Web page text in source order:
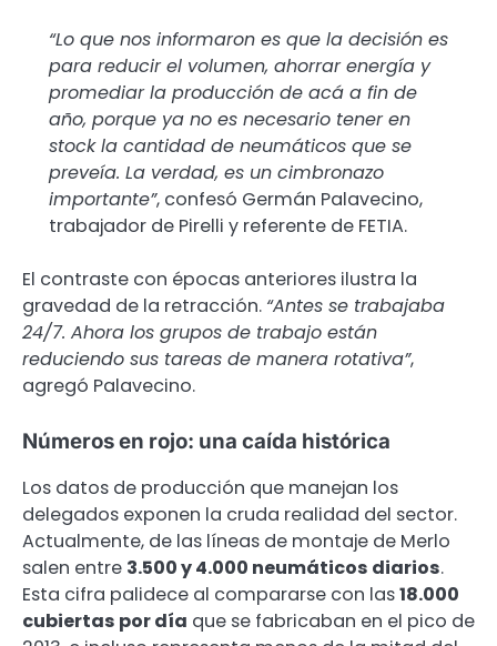
“Lo que nos informaron es que la decisión es
para reducir el volumen, ahorrar energía y
promediar la producción de acá a fin de
año, porque ya no es necesario tener en
stock la cantidad de neumáticos que se
preveía. La verdad, es un cimbronazo
importante”, confesó Germán Palavecino,
trabajador de Pirelli y referente de FETIA.
El contraste con épocas anteriores ilustra la
gravedad de la retracción. “Antes se trabajaba
24/7. Ahora los grupos de trabajo están
reduciendo sus tareas de manera rotativa”,
agregó Palavecino.
Números en rojo: una caída histórica
Los datos de producción que manejan los
delegados exponen la cruda realidad del sector.
Actualmente, de las líneas de montaje de Merlo
salen entre 3.500 y 4.000 neumáticos diarios.
Esta cifra palidece al compararse con las18.000
cubiertas por día que se fabricaban en el pico de